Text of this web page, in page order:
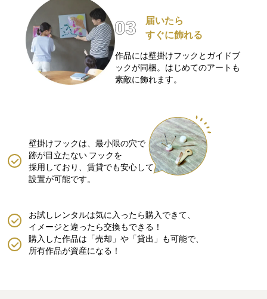
届いたら
すぐに飾れる
作品には壁掛けフックとガイドブ
ックが同梱。はじめてのアートも
素敵に飾れます。
壁掛けフックは、最小限の穴で
跡が目立たない フックを
採用しており、賃貸でも安心して
設置が可能です。
購入した作品は「売却」や「貸出」も可能で、
所有作品が資産になる！
お試しレンタルは気に入ったら購入できて、
イメージと違ったら交換もできる！